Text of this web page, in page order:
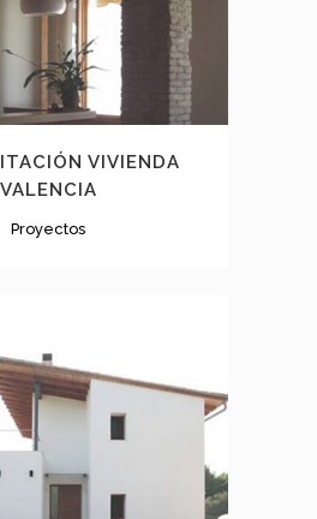
VIVIENDA
VALENCIA
Proyectos